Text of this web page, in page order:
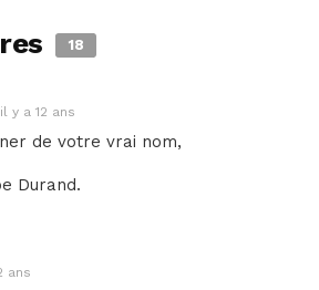
18
il y a 12 ans
de votre vrai nom,
Durand.
ans